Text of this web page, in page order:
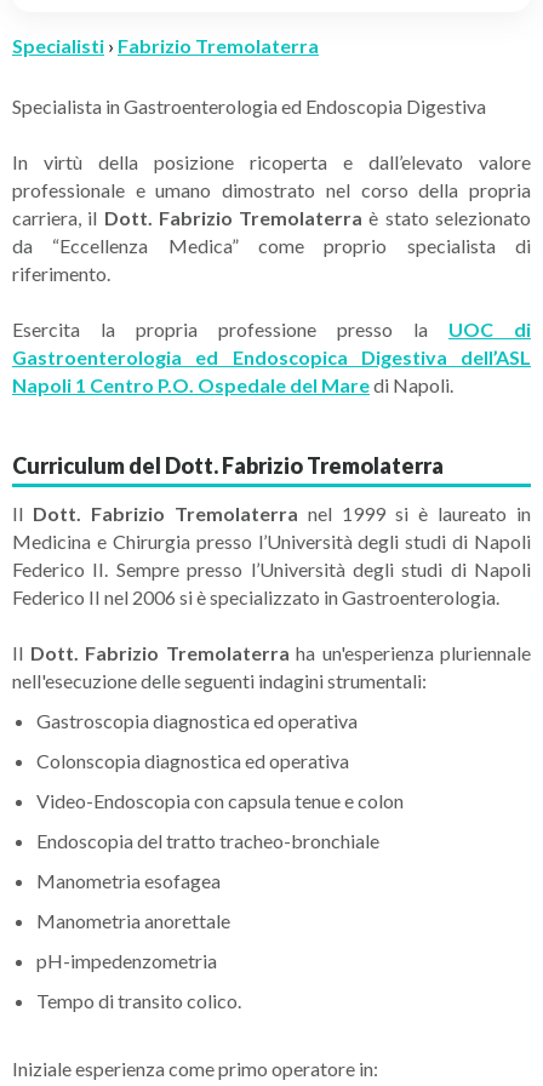
Specialisti › Fabrizio Tremolaterra
Specialista in Gastroenterologia ed Endoscopia Digestiva
In virtù della posizione ricoperta e dall’elevato valore
professionale e umano dimostrato nel corso della propria
carriera, il Dott. Fabrizio Tremolaterraè stato selezionato
da “Eccellenza Medica” come proprio specialista di
riferimento.
Esercita la propria professione presso la UOC di
Gastroenterologia ed Endoscopica Digestiva dell’ASL
Napoli 1 Centro P.O. Ospedale del Maredi Napoli.
Curriculum del Dott. Fabrizio Tremolaterra
Il Dott. Fabrizio Tremolaterra nel 1999 si è laureato in
Medicina e Chirurgia presso l’Università degli studi di Napoli
Federico II. Sempre presso l’Università degli studi di Napoli
Federico II nel 2006 si è specializzato in Gastroenterologia.
Il Dott. Fabrizio Tremolaterra ha un'esperienza pluriennale
nell'esecuzione delle seguenti indagini strumentali:
Gastroscopia diagnostica ed operativa
Colonscopia diagnostica ed operativa
Video-Endoscopia con capsula tenue e colon
Endoscopia del tratto tracheo-bronchiale
Manometria esofagea
Manometria anorettale
pH-impedenzometria
Tempo di transito colico.
Iniziale esperienza come primo operatore in: